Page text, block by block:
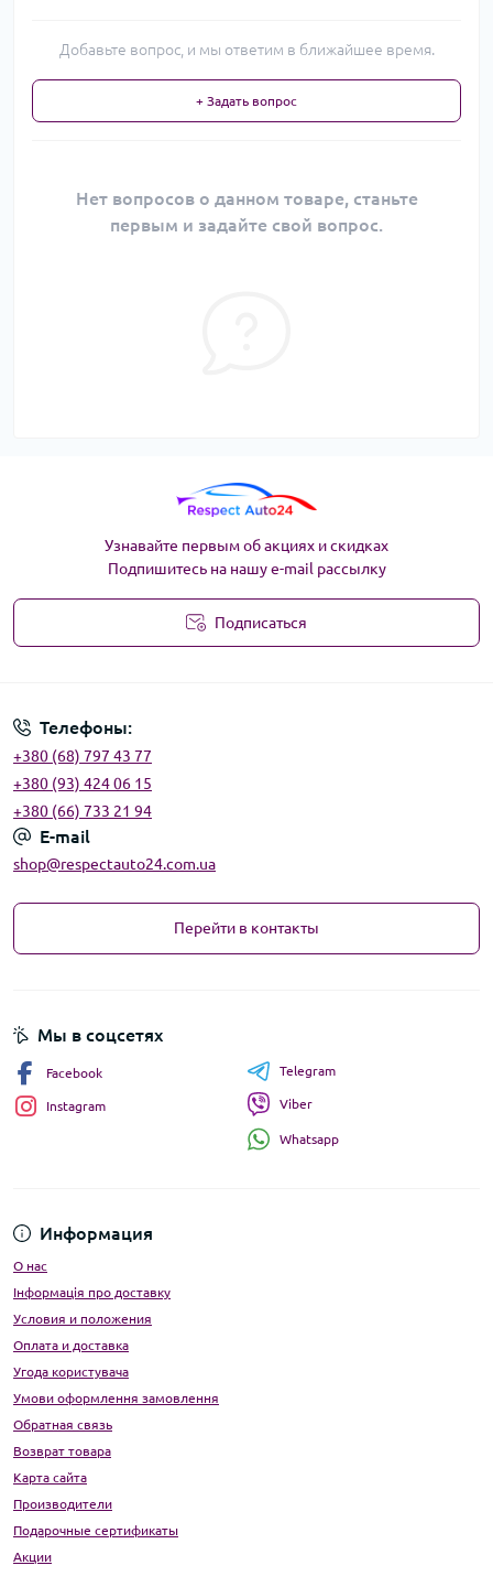
Добавьте вопрос, и мы ответим в ближайшее время.
+ Задать вопрос
Нет вопросов о данном товаре, станьте
первым и задайте свой вопрос.
Узнавайте первым об акциях и скидках
Подпишитесь на нашу e-mail рассылку
Подписаться
Телефоны:
+380 (68) 797 43 77
+380 (93) 424 06 15
+380 (66) 733 21 94
E-mail
shop@respectauto24.com.ua
Перейти в контакты
Информация
О нас
Інформація про доставку
Условия и положения
Оплата и доставка
Угода користувача
Умови оформлення замовлення
Обратная связь
Возврат товара
Карта сайта
Производители
Подарочные сертификаты
Акции
Мы в соцсетях
Facebook
Instagram
Telegram
Viber
Whatsapp